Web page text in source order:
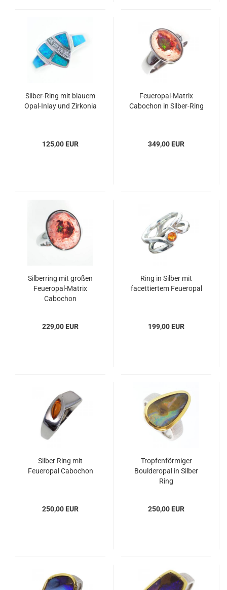
Silber-Ring mit blauem
Opal-Inlay und Zirkonia
125,00 EUR
Feueropal-Matrix
Cabochon in Silber-Ring
349,00 EUR
Silberring mit großen
Feueropal-Matrix
Cabochon
229,00 EUR
Ring in Silber mit
facettiertem Feueropal
199,00 EUR
Silber Ring mit
Feueropal Cabochon
250,00 EUR
Tropfenförmiger
Boulderopal in Silber
Ring
250,00 EUR